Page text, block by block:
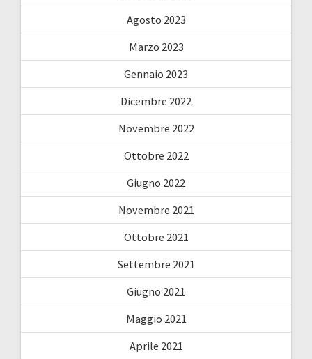
Agosto 2023
Marzo 2023
Gennaio 2023
Dicembre 2022
Novembre 2022
Ottobre 2022
Giugno 2022
Novembre 2021
Ottobre 2021
Settembre 2021
Giugno 2021
Maggio 2021
Aprile 2021